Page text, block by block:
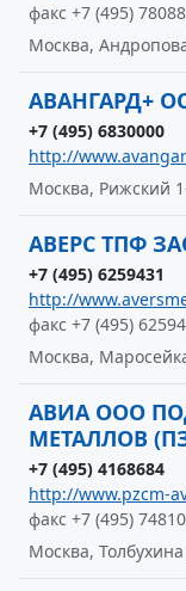
факс +7 (495)
Москва,
АВАНГАРД+
+7 (495) 6830000
http://
Москва, Рижский
АВЕРС ТПФ
+7 (495) 6259431
http://
факс +7 (495)
Москва,
АВИА ООО
МЕТАЛЛОВ
+7 (495) 4168684
http://www.pzcm-
факс +7 (495)
Москва,